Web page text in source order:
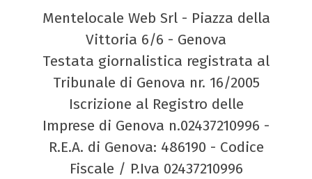
Mentelocale Web Srl - Piazza della
Vittoria 6/6 - Genova
Testata giornalistica registrata al
Tribunale di Genova nr. 16/2005
Iscrizione al Registro delle
Imprese di Genova n.02437210996 -
R.E.A. di Genova: 486190 - Codice
Fiscale / P.Iva 02437210996